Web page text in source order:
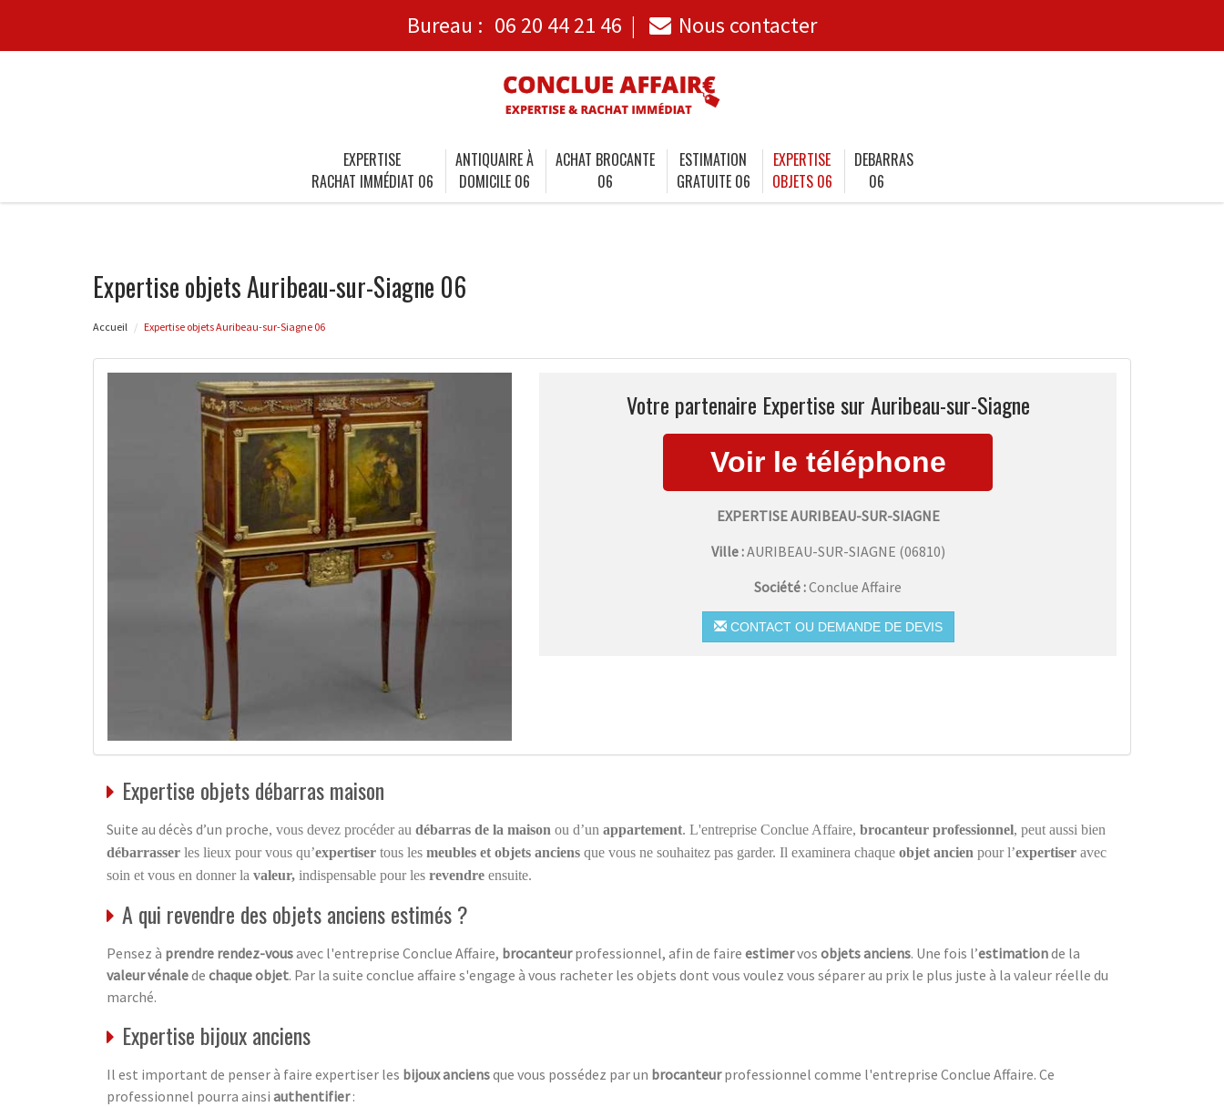
Bureau : 06 20 44 21 46 Nous contacter
EXPERTISE
RACHAT IMMÉDIAT 06
ANTIQUAIRE À
DOMICILE 06
ACHAT BROCANTE
06
ESTIMATION
GRATUITE 06
EXPERTISE
OBJETS 06
DEBARRAS
06
Expertise objets Auribeau-sur-Siagne 06
Accueil Expertise objets Auribeau-sur-Siagne 06
Votre partenaire Expertise sur Auribeau-sur-Siagne
EXPERTISE AURIBEAU-SUR-SIAGNE
Ville :AURIBEAU-SUR-SIAGNE (06810)
Société :Conclue Affaire
CONTACT OU DEMANDE DE DEVIS
Expertise objets débarras maison
Suite au décès d’un proche, vous devez procéder au débarras de la maison ou d’un appartement. L'entreprise Conclue Affaire, brocanteur professionnel, peut aussi bien
débarrasser les lieux pour vous qu’expertiser tous les meubles et objets anciens que vous ne souhaitez pas garder. Il examinera chaque objet ancien pour l’expertiser avec
soin et vous en donner la valeur, indispensable pour les revendre ensuite.
A qui revendre des objets anciens estimés ?
Pensez à prendre rendez-vousavec l'entreprise Conclue Affaire, brocanteurprofessionnel, afin de faire estimervos objets anciens. Une fois l’estimationde la
valeur vénalede chaque objet. Par la suite conclue affaire s'engage à vous racheter les objets dont vous voulez vous séparer au prix le plus juste à la valeur réelle du
marché.
Expertise bijoux anciens
Il est important de penser à faire expertiser les bijoux anciensque vous possédez par un brocanteurprofessionnel comme l'entreprise Conclue Affaire. Ce
professionnel pourra ainsi authentifier: